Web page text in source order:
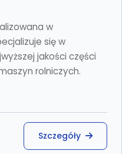
w
się w
jakości części
rolniczych.
Szczegóły